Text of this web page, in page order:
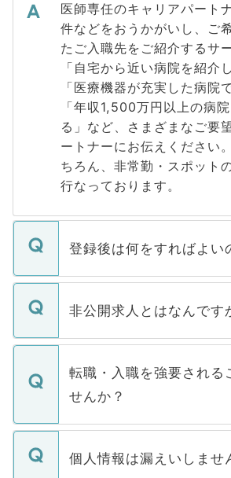
医師専任のキャリアパート
件などをおうかがいし、ご
たご入職先をご紹介するサ
「自宅から近い病院を紹介
「医療機器が充実した病院
「年収1,500万円以上の病
る」など、さまざまなご要
ートナーにお伝えください
ちろん、非常勤・スポット
行なっております。
登録後は何をすればよい
ご登録いただきましたら、
登録内容を確認し、その後
ます。通常、5営業日以内
いただきますので、しばら
非公開求人とはなんです
マイナビDOCTORで取り扱
うち約3割は、Webサイト
けない「非公開求人」です
下記の理由によって、一般
ません。
■応募殺到を避けるため 人
転職・入職を強要される
せんか？
転職・入職を強要すること
ん。また、仮に応募先から
個人情報は漏えいしませ